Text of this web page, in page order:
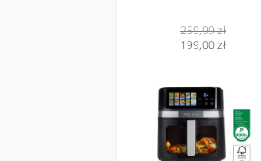
Cena
normalna
259,99 zł
Cena
199,00 zł